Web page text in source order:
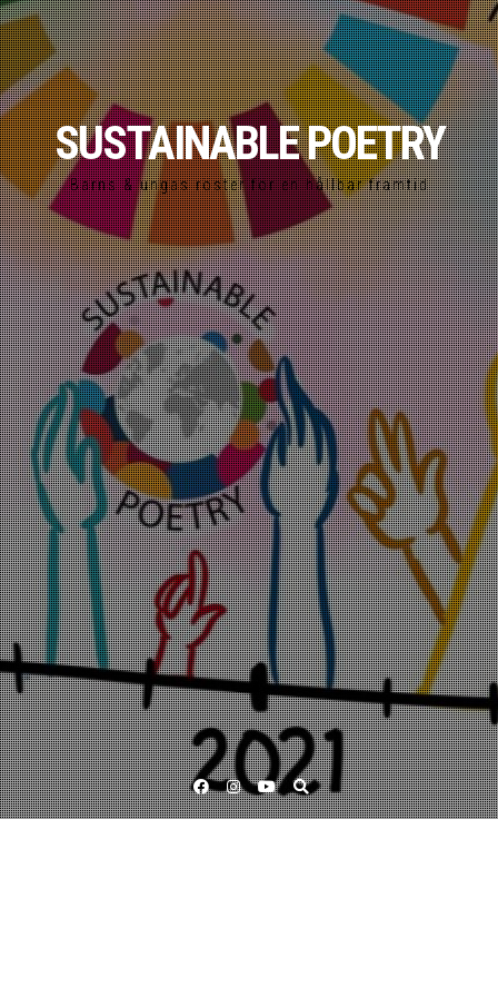
FacebookInstagramYouTube
SUSTAINABLE POETRY
Barns & ungas röster för en hållbar framtid